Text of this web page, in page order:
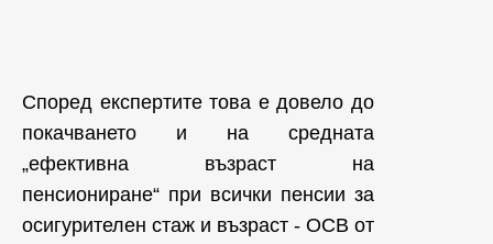
Според експертите това е довело до
покачването и на средната
„ефективна възраст на
пенсиониране“ при всички пенсии за
осигурителен стаж и възраст - ОСВ от